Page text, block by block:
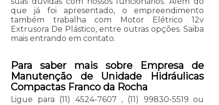
que já foi apresentado, o empreendimento
também trabalha com Motor Elétrico 12v
Extrusora De Plástico, entre outras opções. Saiba
mais entrando em contato.
Para saber mais sobre Empresa de
Manutenção de Unidade Hidráulicas
Compactas Franco da Rocha
Ligue para (11) 4524-7607 , (11) 99830-5519 ou